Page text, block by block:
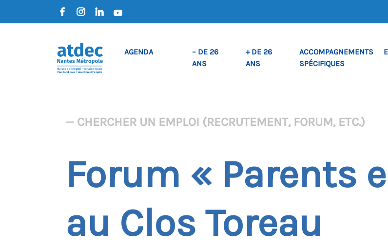
AGENDA
– DE 26
ANS
+ DE 26
ANS
ACCOMPAGNEMENTS
SPÉCIFIQUES
— CHERCHER UN EMPLOI (RECRUTEMENT, FORUM, ETC.)
Forum « Parents
au Clos Toreau